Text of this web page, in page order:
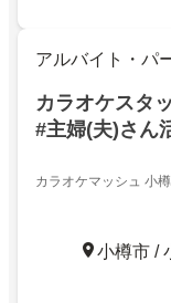
アルバイト・パ
カラオケスタ
#主婦(夫)さん
カラオケマッシュ 小
小樽市 /